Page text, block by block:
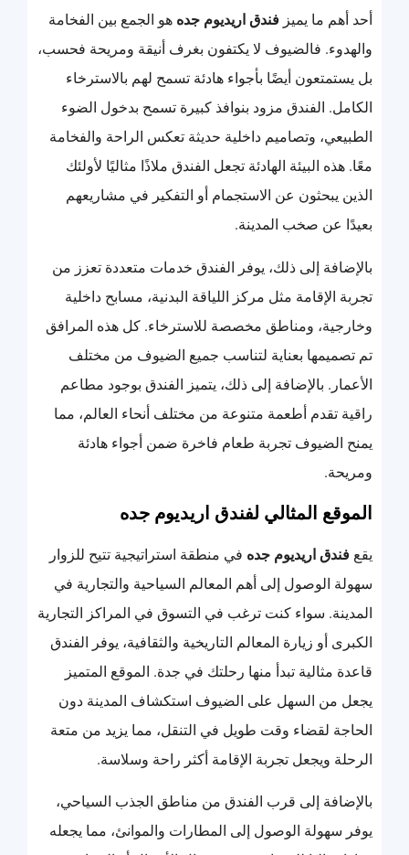
أحد أهم ما يميز فندق اريديوم جده هو الجمع بين الفخامة
والهدوء. فالضيوف لا يكتفون بغرف أنيقة ومريحة فحسب،
بل يستمتعون أيضًا بأجواء هادئة تسمح لهم بالاسترخاء
الكامل. الفندق مزود بنوافذ كبيرة تسمح بدخول الضوء
الطبيعي، وتصاميم داخلية حديثة تعكس الراحة والفخامة
معًا. هذه البيئة الهادئة تجعل الفندق ملاذًا مثاليًا لأولئك
الذين يبحثون عن الاستجمام أو التفكير في مشاريعهم
بعيدًا عن صخب المدينة.
بالإضافة إلى ذلك، يوفر الفندق خدمات متعددة تعزز من
تجربة الإقامة مثل مركز اللياقة البدنية، مسابح داخلية
وخارجية، ومناطق مخصصة للاسترخاء. كل هذه المرافق
تم تصميمها بعناية لتناسب جميع الضيوف من مختلف
الأعمار. بالإضافة إلى ذلك، يتميز الفندق بوجود مطاعم
راقية تقدم أطعمة متنوعة من مختلف أنحاء العالم، مما
يمنح الضيوف تجربة طعام فاخرة ضمن أجواء هادئة
ومريحة.
الموقع المثالي لفندق اريديوم جده
يقع فندق اريديوم جده في منطقة استراتيجية تتيح للزوار
سهولة الوصول إلى أهم المعالم السياحية والتجارية في
المدينة. سواء كنت ترغب في التسوق في المراكز التجارية
الكبرى أو زيارة المعالم التاريخية والثقافية، يوفر الفندق
قاعدة مثالية تبدأ منها رحلتك في جدة. الموقع المتميز
يجعل من السهل على الضيوف استكشاف المدينة دون
الحاجة لقضاء وقت طويل في التنقل، مما يزيد من متعة
الرحلة ويجعل تجربة الإقامة أكثر راحة وسلاسة.
بالإضافة إلى قرب الفندق من مناطق الجذب السياحي،
يوفر سهولة الوصول إلى المطارات والموانئ، مما يجعله